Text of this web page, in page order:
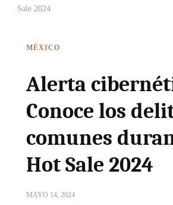
Sale 2024
MÉXICO
Alerta
Conoce los
comunes
Hot Sale 2024
MAYO 14, 2024